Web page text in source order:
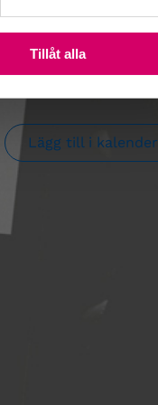
Tillåt alla
Lägg till i kalender